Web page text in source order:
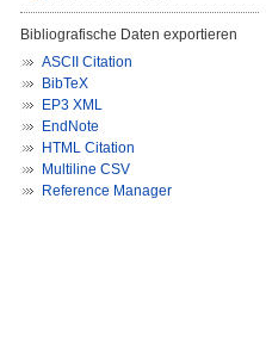
Bibliografische Daten exportieren
ASCII Citation
BibTeX
EP3 XML
EndNote
HTML Citation
Multiline CSV
Reference Manager